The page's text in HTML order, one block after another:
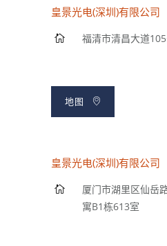
皇景光电(深圳)有限公司
福清市清昌大道
地图
皇景光电(深圳)有限公司
厦门市湖里区仙岳
寓B1栋613室